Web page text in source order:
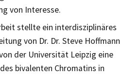
von Interesse.
stellte ein interdisziplinäres
von Dr. Dr. Steve Hoffmann
der Universität Leipzig eine
bivalenten Chromatins in